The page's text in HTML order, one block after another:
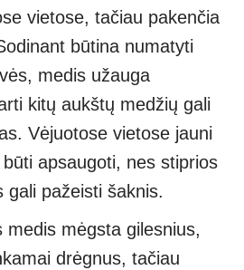
vietose, tačiau pakenčia
būtina numatyti
medis užauga
kitų aukštų medžių gali
Vėjuotose vietose jauni
apsaugoti, nes stiprios
gali pažeisti šaknis.
medis mėgsta gilesnius,
drėgnus, tačiau